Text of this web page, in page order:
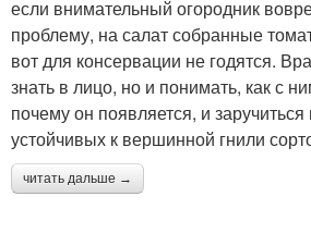
если внимательный огородник
проблему, на салат собранные
вот для консервации не годятся.
знать в лицо, но и понимать, как с
почему он появляется, и
устойчивых к вершинной гнили
читать дальше →